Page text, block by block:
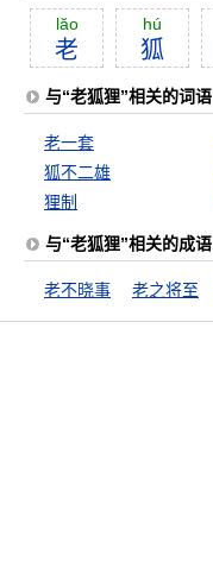
lăo
老
hú
狐
与“老狐狸”相关的词语
老一套
狐不二雄
狸制
与“老狐狸”相关的成语
老不晓事 老之将至